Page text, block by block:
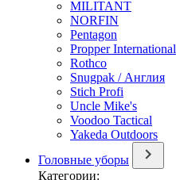
MILITANT
NORFIN
Pentagon
Propper International
Rothco
Snugpak / Англия
Stich Profi
Uncle Mike's
Voodoo Tactical
Yakeda Outdoors
Головные уборы
Категории: